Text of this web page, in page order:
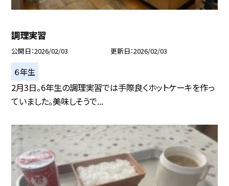
調理実習
公開日 2026/02/03 更新日 2026/02/03
６年生
2月3日。6年生の調理実習では手際良くホットケーキを作っ
ていました。美味しそうで...